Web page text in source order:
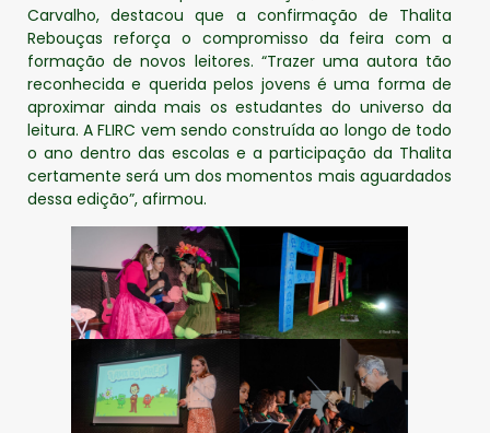
Carvalho, destacou que a confirmação de Thalita
Rebouças reforça o compromisso da feira com a
formação de novos leitores. “Trazer uma autora tão
reconhecida e querida pelos jovens é uma forma de
aproximar ainda mais os estudantes do universo da
leitura. A FLIRC vem sendo construída ao longo de todo
o ano dentro das escolas e a participação da Thalita
certamente será um dos momentos mais aguardados
dessa edição”, afirmou.